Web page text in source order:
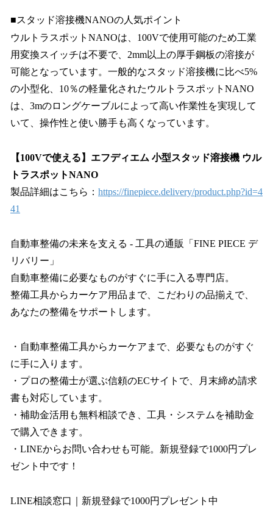
■スタッド溶接機NANOの人気ポイント
ウルトラスポットNANOは、100Vで使用可能のため工業
用変換スイッチは不要で、2mm以上の厚手鋼板の溶接が
可能となっています。一般的なスタッド溶接機に比べ5%
の小型化、10％の軽量化されたウルトラスポットNANO
は、3mのロングケーブルによって高い作業性を実現して
いて、操作性と使い勝手も高くなっています。
【100Vで使える】エフディエム 小型スタッド溶接機 ウル
トラスポットNANO
製品詳細はこちら： https://finepiece.delivery/product.php?id=4
41
自動車整備の未来を支える - 工具の通販「FINE PIECE デ
リバリー」
自動車整備に必要なものがすぐに手に入る専門店。
整備工具からカーケア用品まで、こだわりの品揃えで、
あなたの整備をサポートします。
・自動車整備工具からカーケアまで、必要なものがすぐ
に手に入ります。
・プロの整備士が選ぶ信頼のECサイトで、月末締め請求
書も対応しています。
・補助金活用も無料相談でき、工具・システムを補助金
で購入できます。
・LINEからお問い合わせも可能。新規登録で1000円プレ
ゼント中です！
LINE相談窓口｜新規登録で1000円プレゼント中